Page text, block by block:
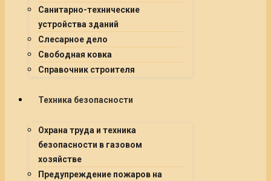
Санитарно-технические
устройства зданий
Слесарное дело
Свободная ковка
Справочник строителя
Техника безопасности
Охрана труда и техника
безопасности в газовом
хозяйстве
Предупреждение пожаров на